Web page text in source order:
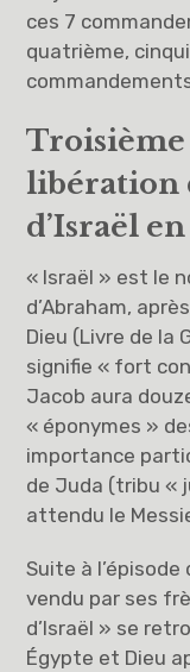
ces 7
quatrième,
Troisième
libération
d’Israël
« Israël » est le
d’Abraham,
Dieu (Livre de la
signifie « fort
Jacob aura
« éponymes »
importance
de Juda (tribu «
attendu le
Suite à
vendu par ses
d’Israël » se
Égypte et Dieu